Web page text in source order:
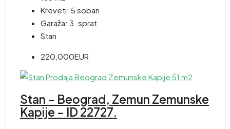
Kreveti: 5 soban
Garaža: 3. sprat
Stan
220,000EUR
Stan – Beograd, Zemun Zemunske
Kapije – ID 22727.